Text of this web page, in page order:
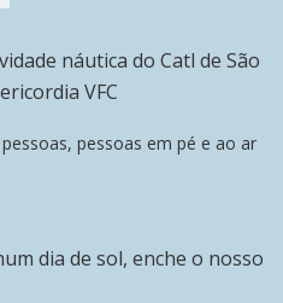
náutica do Catl de São
VFC
dia de sol, enche o nosso